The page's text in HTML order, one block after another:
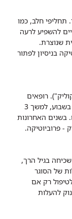
תחליפי חלב, כמו
להשפיע לרעה
שנוצרת.
בניסיון לפתור
רופאים
מאפיינים את התופעה על פי חוק ה־3: 3 פעמים בשבוע, למשך 3
ובערך עד גיל 3 חודשים. בשנים האחרונות
- פרוביוטיקה.
בגיל הרך,
של הסוגר
רק אם
להעלות